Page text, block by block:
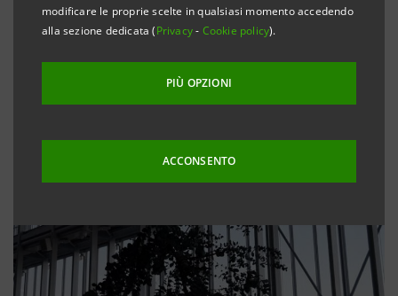
modificare le proprie scelte in qualsiasi momento accedendo
alla sezione dedicata (Privacy- Cookie policy).
PIÙ OPZIONI
ACCONSENTO